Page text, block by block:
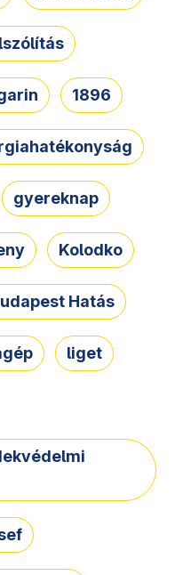
1896
gyereknap
Kolodko
Hatás
liget